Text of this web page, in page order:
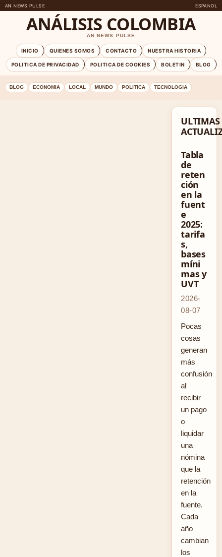
AN NEWS PULSE ESPANOL
ANÁLISIS COLOMBIA
AN NEWS PULSE
INICIO QUIENES SOMOS CONTACTO NUESTRA HISTORIA
POLITICA DE PRIVACIDAD POLITICA DE COOKIES BOLETIN BLOG
BLOG ECONOMIA LOCAL MUNDO POLITICA TECNOLOGIA
ULTIMAS
Tabla
de
reten
ción
en la
fuent
e
2025:
tarifa
s,
bases
míni
mas y
UVT
2026-
08-07
Pocas
cosas
generan
más
confusión
al
recibir
un pago
o
liquidar
una
nómina
que la
retención
en la
fuente.
Cada
año
cambian
los